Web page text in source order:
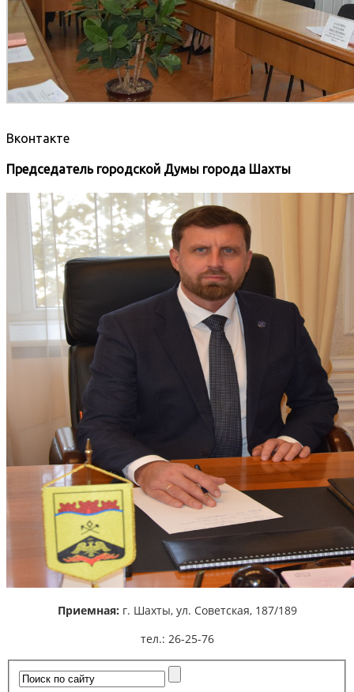
Вконтакте
Председатель городской Думы города Шахты
Приемная: г. Шахты, ул. Советская, 187/189
тел.: 26-25-76